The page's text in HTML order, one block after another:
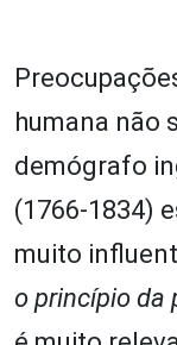
humana não
demógrafo
(1766-1834)
muito
o princípio da